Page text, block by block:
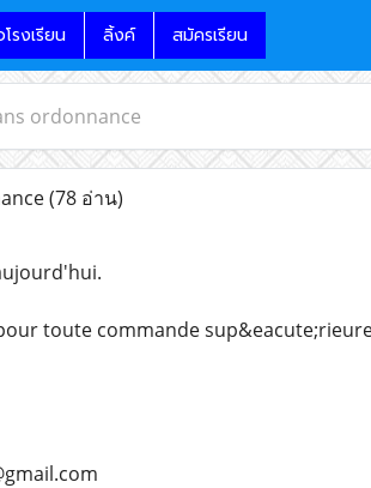
รงเรียน ลิ้งค์ สมัครเรียน
ordonnance
(78 อ่าน)
toute commande